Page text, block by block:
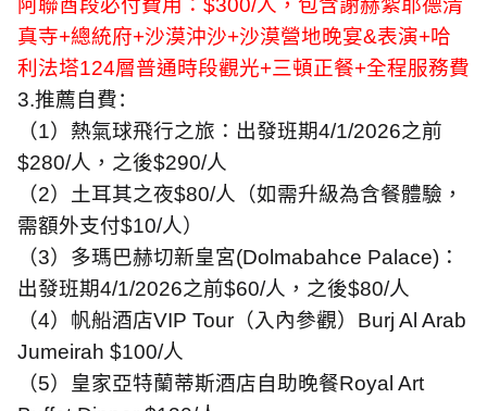
阿聯酋段必付費用： $300/人，包含謝赫紮耶德清
真寺+總統府+沙漠沖沙+沙漠營地晚宴&表演+哈
利法塔124層普通時段觀光+三頓正餐+全程服務費
3.推薦自費：
（1）熱氣球飛行之旅：出發班期4/1/2026之前
$280/人，之後$290/人
（2）土耳其之夜$80/人（如需升級為含餐體驗，
需額外支付$10/人）
（3）多瑪巴赫切新皇宮(Dolmabahce Palace) ：
出發班期4/1/2026之前$60/人，之後$80/人
（4）帆船酒店VIP Tour （入內參觀） Burj Al Arab
Jumeirah $100/人
（5）皇家亞特蘭蒂斯酒店自助晚餐Royal Art